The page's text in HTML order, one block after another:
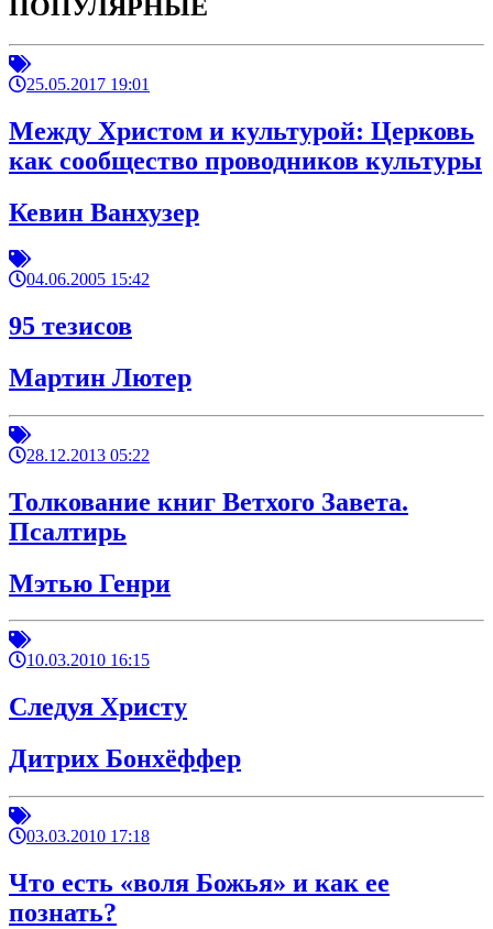
ПОПУЛЯРНЫЕ
25.05.2017 19:01
Между Христом и культурой: Церковь
как сообщество проводников культуры
Кевин Ванхузер
04.06.2005 15:42
95 тезисов
Мартин Лютер
28.12.2013 05:22
Толкование книг Ветхого Завета.
Псалтирь
Мэтью Генри
10.03.2010 16:15
Следуя Христу
Дитрих Бонхёффер
03.03.2010 17:18
Что есть «воля Божья» и как ее
познать?